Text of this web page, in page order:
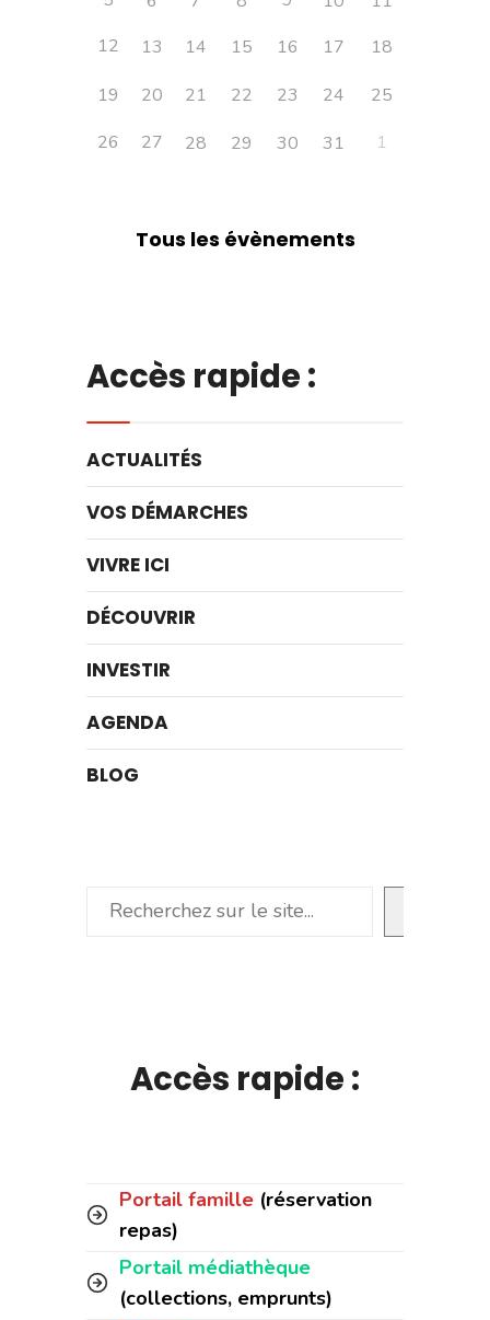
12
13 14 15 16 17
18
19
20 21 22 23 24
25
26
27 28 29 30 31 1
Tous les évènements
Accès rapide :
ACTUALITÉS
VOS DÉMARCHES
VIVRE ICI
DÉCOUVRIR
INVESTIR
AGENDA
BLOG
Rechercher
Accès rapide :
Portail famille (réservation
repas)
Portail médiathèque
(collections, emprunts)